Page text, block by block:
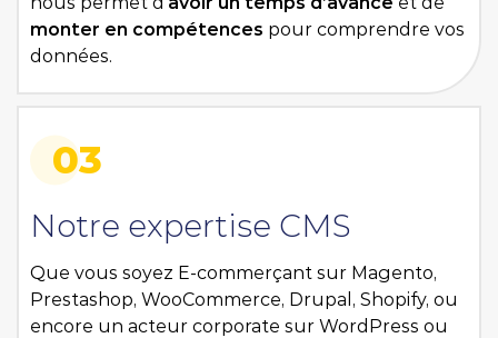
monter en compétences pour comprendre vos
données.
03
Notre expertise CMS
Que vous soyez E-commerçant sur Magento,
Prestashop, WooCommerce, Drupal, Shopify, ou
encore un acteur corporate sur WordPress ou